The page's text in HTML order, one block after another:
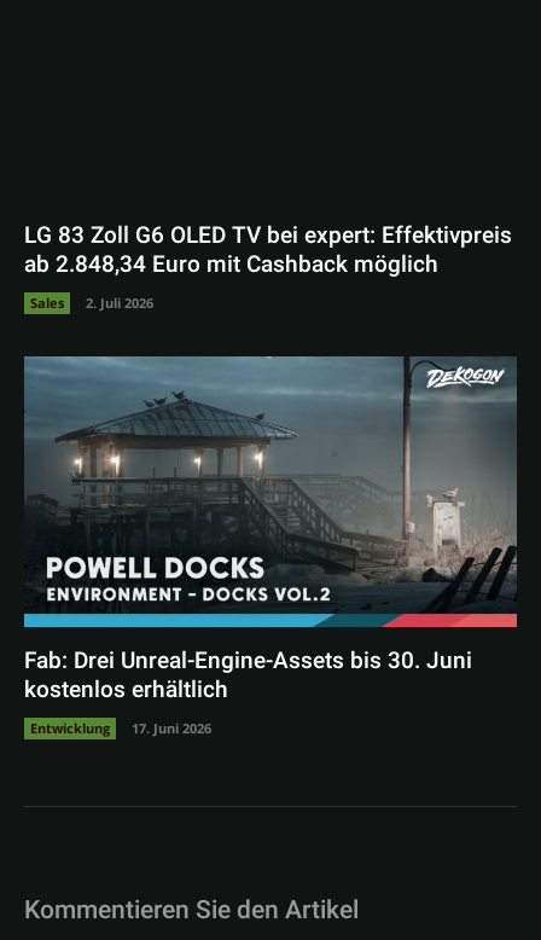
LG 83 Zoll G6 OLED TV bei expert: Effektivpreis
ab 2.848,34 Euro mit Cashback möglich
Sales 2. Juli 2026
Fab: Drei Unreal-Engine-Assets bis 30. Juni
kostenlos erhältlich
Entwicklung 17. Juni 2026
Kommentieren Sie den Artikel